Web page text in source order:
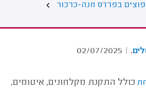
בפרדס חנה-כרכור
.
|
02/07/2025
כולל התקנת מקלחונים, איטומים,